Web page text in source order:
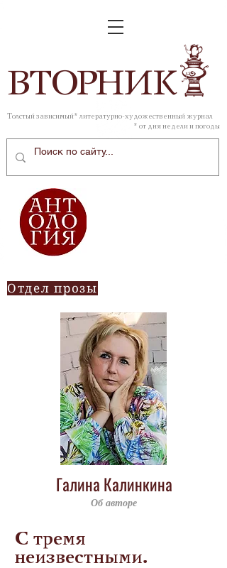
ВТОРНИК
Толстый зависимый* литературно-художественный журнал
* от дня недели и погоды
Отдел прозы
Галина Калинкина
Об авторе
С тремя
неизвестными.